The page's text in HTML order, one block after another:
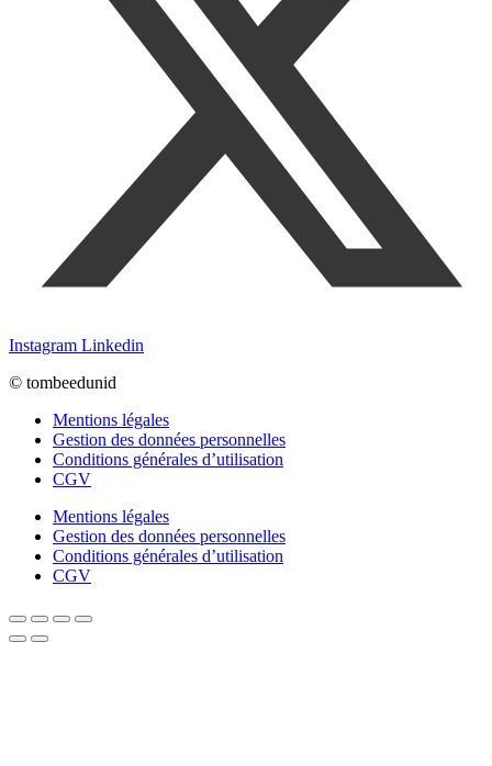
Instagram Linkedin
© tombeedunid
Mentions légales
Gestion des données personnelles
Conditions générales d’utilisation
CGV
Mentions légales
Gestion des données personnelles
Conditions générales d’utilisation
CGV